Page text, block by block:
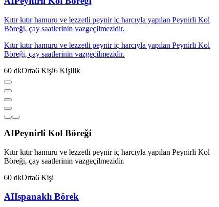
Kıtır kıtır hamuru ve lezzetli peynir iç harcıyla yapılan Peynirli Kol
Böreği, çay saatlerinin vazgeçilmezidir.
Kıtır kıtır hamuru ve lezzetli peynir iç harcıyla yapılan Peynirli Kol
Böreği, çay saatlerinin vazgeçilmezidir.
60 dkOrta6 Kişi6 Kişilik
AIPeynirli Kol Böreği
Kıtır kıtır hamuru ve lezzetli peynir iç harcıyla yapılan Peynirli Kol
Böreği, çay saatlerinin vazgeçilmezidir.
60 dkOrta6 Kişi
AIIspanaklı Börek